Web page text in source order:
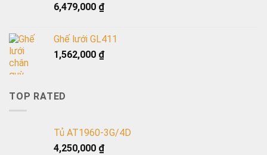
6,479,000 ₫
Ghế lưới GL411
1,562,000 ₫
TOP RATED
Tủ AT1960-3G/4D
4,250,000 ₫